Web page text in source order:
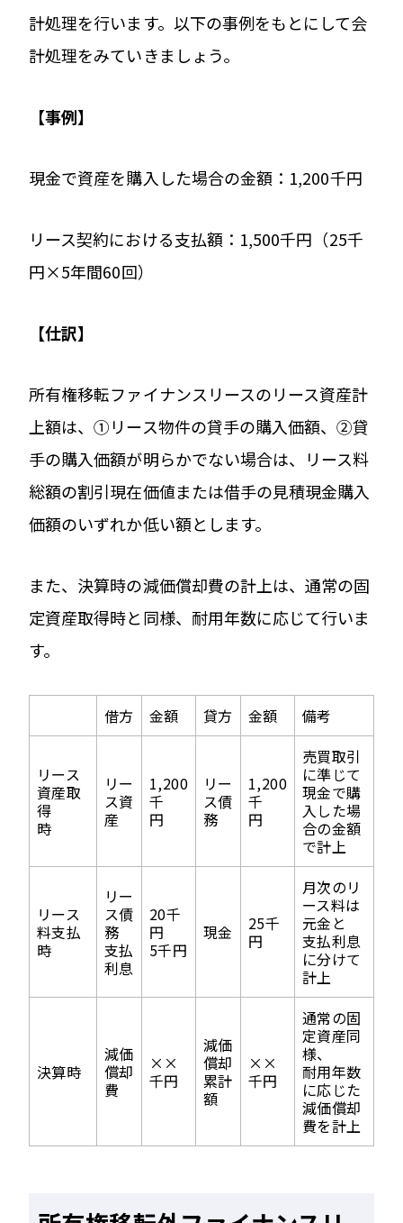
計処理を行います。以下の事例をもとにして会
計処理をみていきましょう。
【事例】
現金で資産を購入した場合の金額：1,200千円
リース契約における支払額：1,500千円（25千
円×5年間60回）
【仕訳】
所有権移転ファイナンスリースのリース資産計
上額は、①リース物件の貸手の購入価額、②貸
手の購入価額が明らかでない場合は、リース料
総額の割引現在価値または借手の見積現金購入
価額のいずれか低い額とします。
また、決算時の減価償却費の計上は、通常の固
定資産取得時と同様、耐用年数に応じて行いま
す。
借方 金額 貸方 金額 備考
リース
資産取
得
時
リー
ス資
産
1,200
千
円
リー
ス債
務
1,200
千
円
売買取引
に準じて
現金で購
入した場
合の金額
で計上
リース
料支払
時
リー
ス債
務
支払
利息
20千
円
5千円
現金
25千
円
月次のリ
ース料は
元金と
支払利息
に分けて
計上
決算時
減価
償却
費
××
千円
減価
償却
累計
額
××
千円
通常の固
定資産同
様、
耐用年数
に応じた
減価償却
費を計上